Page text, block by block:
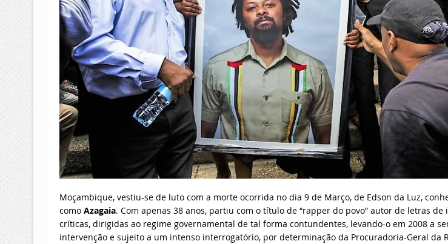
Moçambique, vestiu-se de luto com a morte ocorrida no dia 9 de Março, de Edson da Luz,
como Azagaia. Com apenas 38 anos, partiu com o título de “rapper do povo” autor de letras
críticas, dirigidas ao regime governamental de tal forma contundentes, levando-o em 2008 a
intervenção e sujeito a um intenso interrogatório, por determinação da Procuradoria-Geral da